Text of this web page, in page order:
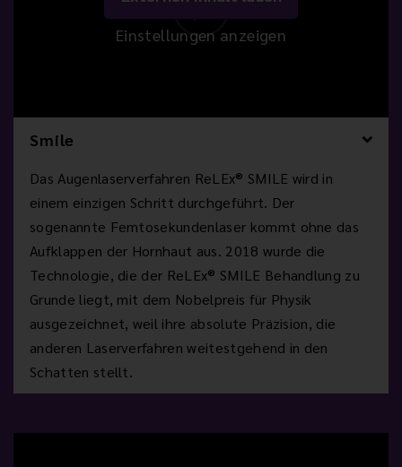
Einstellungen anzeigen
Smile
Das Augenlaserverfahren ReLEx® SMILE wird in
einem einzigen Schritt durchgeführt. Der
sogenannte Femtosekundenlaser kommt ohne das
Aufklappen der Hornhaut aus. 2018 wurde die
Technologie, die der ReLEx® SMILE Behandlung zu
Grunde liegt, mit dem Nobelpreis für Physik
ausgezeichnet, weil ihre absolute Präzision, die
anderen Laserverfahren weitestgehend in den
Schatten stellt.